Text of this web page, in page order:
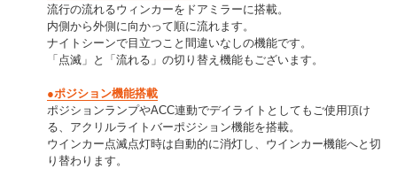
流行の流れるウィンカーをドアミラーに搭載。
内側から外側に向かって順に流れます。
ナイトシーンで目立つこと間違いなしの機能です。
「点滅」と「流れる」の切り替え機能もございます。
●ポジション機能搭載
ポジションランプやACC連動でデイライトとしてもご使用頂け
る、アクリルライトバーポジション機能を搭載。
ウインカー点滅点灯時は自動的に消灯し、ウインカー機能へと切
り替わります。